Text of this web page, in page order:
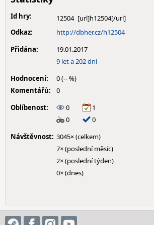
Id hry:
12504
Odkaz:
http://dbher.cz/h12504
Přidána:
19.01.2017
9 let a 202 dní
Hodnocení:
0 (-- %)
Komentářů:
0
Oblíbenost:
0
1
0
0
Návštěvnost: 3045× (celkem)
7× (poslední měsíc)
2× (poslední týden)
0× (dnes)